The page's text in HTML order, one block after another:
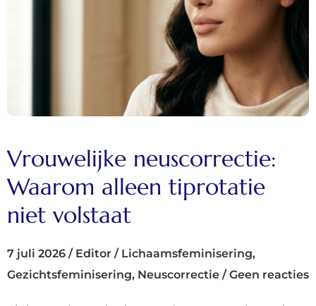
Vrouwelijke neuscorrectie:
Waarom alleen tiprotatie
niet volstaat
7 juli 2026 / Editor / Lichaamsfeminisering,
Gezichtsfeminisering, Neuscorrectie / Geen reacties